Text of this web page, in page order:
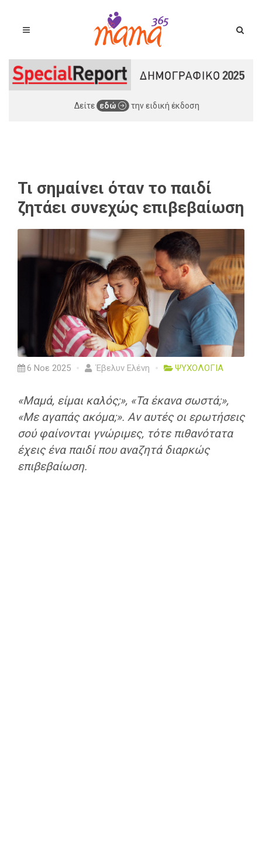
Δείτε εδώ την ειδική έκδοση
Τι σημαίνει όταν το παιδί
ζητάει συνεχώς επιβεβαίωση
6 Νοε 2025 Έβελυν Ελένη ΨΥΧΟΛΟΓΙΑ
«Μαμά, είμαι καλός;», «Τα έκανα σωστά;»,
«Με αγαπάς ακόμα;». Αν αυτές οι ερωτήσεις
σού φαίνονται γνώριμες, τότε πιθανότατα
έχεις ένα παιδί που αναζητά διαρκώς
επιβεβαίωση.